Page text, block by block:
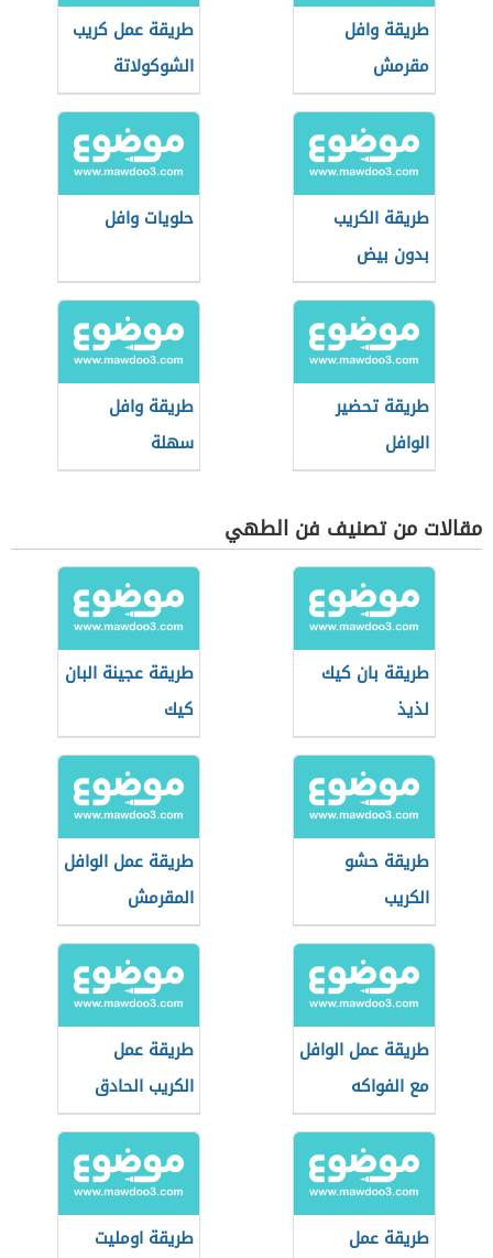
طريقة وافل
مقرمش
طريقة عمل كريب
الشوكولاتة
طريقة الكريب
بدون بيض
حلويات وافل
طريقة تحضير
الوافل
طريقة وافل
سهلة
مقالات من تصنيف فن الطهي
طريقة بان كيك
لذيذ
طريقة عجينة البان
كيك
طريقة حشو
الكريب
طريقة عمل الوافل
المقرمش
طريقة عمل الوافل
مع الفواكه
طريقة عمل
الكريب الحادق
طريقة عمل
طريقة اومليت